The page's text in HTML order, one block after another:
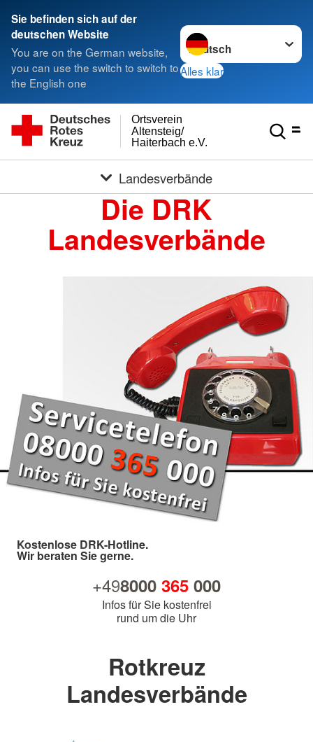
Sie befinden sich auf der
deutschen Website
You are on the German website,
you can use the switch to switch to
the English one
Sprache wechseln zu
Alles klar
Haiterbach e.V.
Altensteig/
Ortsverein
Landesverbände
Die DRK
Landesverbände
Kostenlose DRK-Hotline.
Wir beraten Sie gerne.
+498000 365 000
Infos für Sie kostenfrei
rund um die Uhr
Rotkreuz
Landesverbände